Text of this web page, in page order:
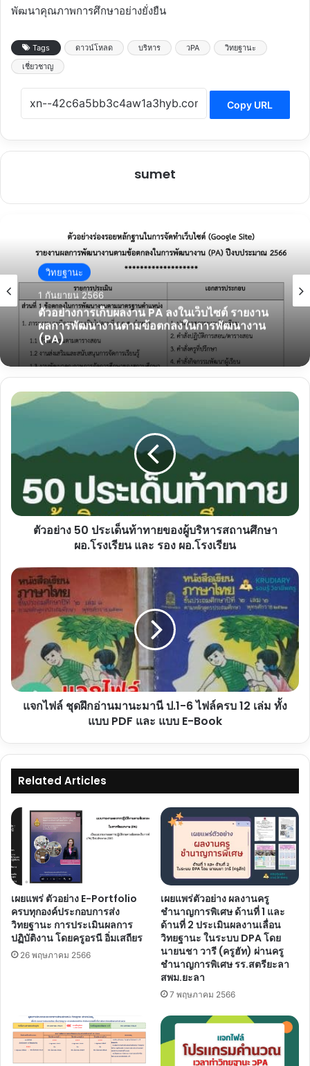
พัฒนาคุณภาพการศึกษาอย่างยั่งยืน
Tags ดาวน์โหลด บริหาร วPA
วิทยฐานะ
เชี่ยวชาญ
Copy URL
sumet
วิทยฐานะ
1 กันยายน 2566
ตัวอย่างการเก็บผลงาน PA ลงในเว็บไซต์ รายงาน
ผลการพัฒนางานตามข้อตกลงในการพัฒนางาน
(PA)
ตัวอย่าง
ของ
บริหาร
สถาน
ศึกษา
ผอ.โรงเรียน
ผอ.โรงเรียน
ตัวอย่าง 50 ประเด็นท้าทายของผู้บริหารสถานศึกษา
ผอ.โรงเรียน และ รอง ผอ.โรงเรียน
แจก
ไฟล์
ชุด
อ่าน
มานะ
มานี
ป.1-
6
ไฟล์
แบบ
PDF
และ
แบบ
E-
Book
แจกไฟล์ ชุดฝึกอ่านมานะมานี ป.1-6 ไฟล์ครบ 12 เล่ม ทั้ง
แบบ PDF และ แบบ E-Book
Related Articles
เผยแพร่ ตัวอย่าง E-Portfolio
ครบทุกองค์ประกอบการส่ง
วิทยฐานะ การประเมินผลการ
ปฏิบัติงาน โดยครูอรนี อิ่มเสถียร
26 พฤษภาคม 2566
เผยแพร่ตัวอย่าง ผลงานครู
ชำนาญการพิเศษ ด้านที่ 1 และ
ด้านที่ 2 ประเมินผลงานเลื่อน
วิทยฐานะ ในระบบ DPA โดย
นายนชา วารี (ครูฮัท) ผ่านครู
ชำนาญการพิเศษ รร.สตรียะลา
สพม.ยะลา
7 พฤษภาคม 2566